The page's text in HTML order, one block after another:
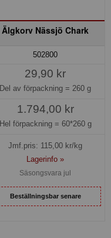
Älgkorv Nässjö Chark
502800
29,90 kr
Del av förpackning = 260 g
1.794,00 kr
Hel förpackning = 60*260 g
Jmf.pris: 115,00 kr/kg
Lagerinfo »
Säsongsvara jul
Beställningsbar senare